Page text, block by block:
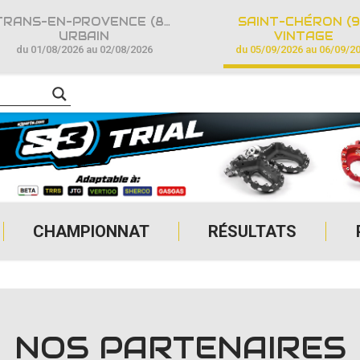
CHAMPIONNAT RÉSULTATS
TRANS-EN-PROVENCE (83)
URBAIN
du 01/08/2026 au 02/08/2026
SAINT-CHÉRON
VINTAGE
du 05/09/2026 au 06/09/
NOS PARTENAIRES